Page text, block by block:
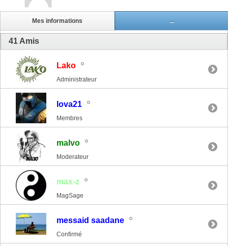
Mes informations ...
41 Amis
Lako
Administrateur
lova21
Membres
malvo
Moderateur
max-z
MagSage
messaid saadane
Confirmé